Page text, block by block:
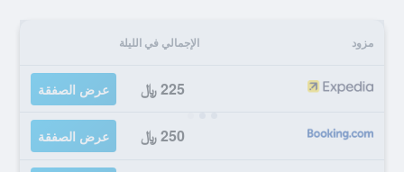
مزود الإجمالي في الليلة
225 ﷼ عرض الصفقة
250 ﷼ عرض الصفقة